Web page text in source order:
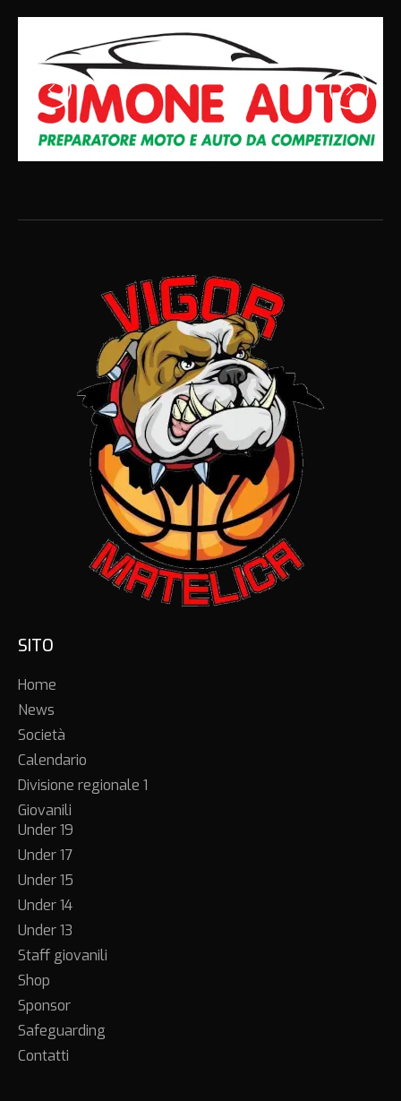
SITO
Home
News
Società
Calendario
Divisione regionale 1
Giovanili
Under 19
Under 17
Under 15
Under 14
Under 13
Staff giovanili
Shop
Sponsor
Safeguarding
Contatti